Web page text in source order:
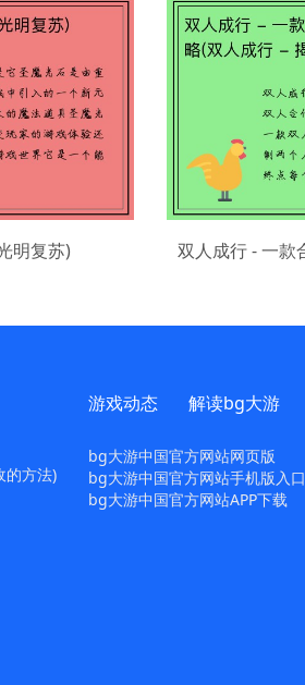
明复苏)
的方法)
游戏动态 解读bg大游
bg大游中国官方网站网页版
bg大游中国官方网站手机版入口
bg大游中国官方网站APP下载